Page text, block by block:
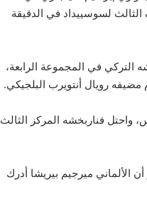
الثالث لسوسييداد في الدقيقة
عقب تعادله 1-1 مع مضيفه فناربخشه التركي في المجموعة الرابعة،
ملاحقيه أولمبياكوس، واحتل فناربخشه المركز الثالث
الألماني ميرجيم بيريشا أدرك